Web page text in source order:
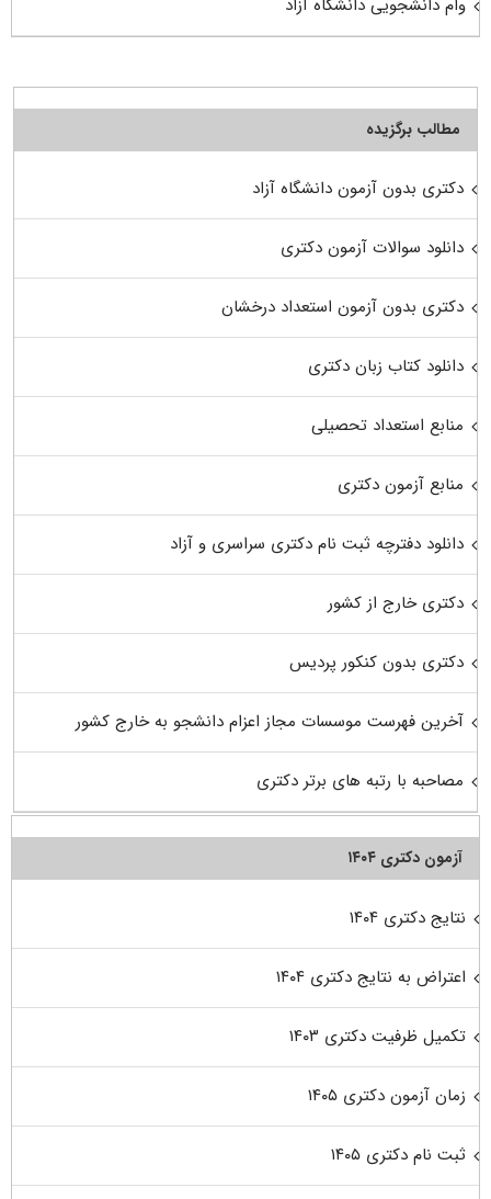
وام دانشجویی دانشگاه آزاد
مطالب برگزیده
دکتری بدون آزمون دانشگاه آزاد
دانلود سوالات آزمون دکتری
دکتری بدون آزمون استعداد درخشان
دانلود کتاب زبان دکتری
منابع استعداد تحصیلی
منابع آزمون دکتری
دانلود دفترچه ثبت نام دکتری سراسری و آزاد
دکتری خارج از کشور
دکتری بدون کنکور پردیس
آخرین فهرست موسسات مجاز اعزام دانشجو به خارج کشور
مصاحبه با رتبه های برتر دکتری
آزمون دکتری ۱۴۰۴
نتایج دکتری ۱۴۰۴
اعتراض به نتایج دکتری ۱۴۰۴
تکمیل ظرفیت دکتری ۱۴۰۳
زمان آزمون دکتری ۱۴۰۵
ثبت نام دکتری ۱۴۰۵